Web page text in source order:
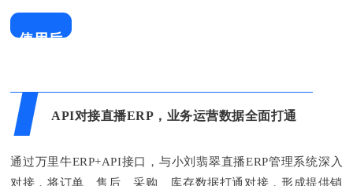
使用后
API对接直播ERP，业务运营数据全面打通
通过万里牛ERP+API接口，与小刘翡翠直播ERP管理系统深入
对接，将订单、售后、采购、库存数据打通对接，形成提供销